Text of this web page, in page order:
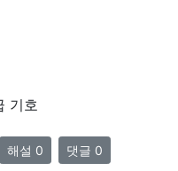
기호
해설 0 댓글 0